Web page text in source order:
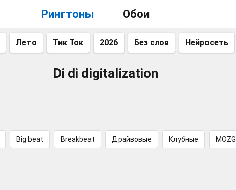
Рингтоны Обои
Лето Тик Ток 2026 Без слов Нейросеть
Di di digitalization
Big beat Breakbeat Драйвовые Клубные MOZGI